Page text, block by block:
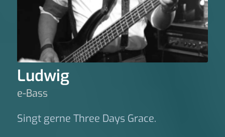
Ludwig
e-Bass
Singt gerne Three Days Grace.